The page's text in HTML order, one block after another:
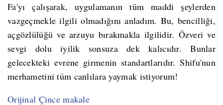
Fa'yı çalışarak, uygulamanın tüm maddi şeylerden
vazgeçmekle ilgili olmadığını anladım. Bu, bencilliği,
açgözlülüğü ve arzuyu bırakmakla ilgilidir. Özveri ve
sevgi dolu iyilik sonsuza dek kalıcıdır. Bunlar
gelecekteki evrene girmenin standartlarıdır. Shifu'nun
merhametini tüm canlılara yaymak istiyorum!
Orijinal Çince makale